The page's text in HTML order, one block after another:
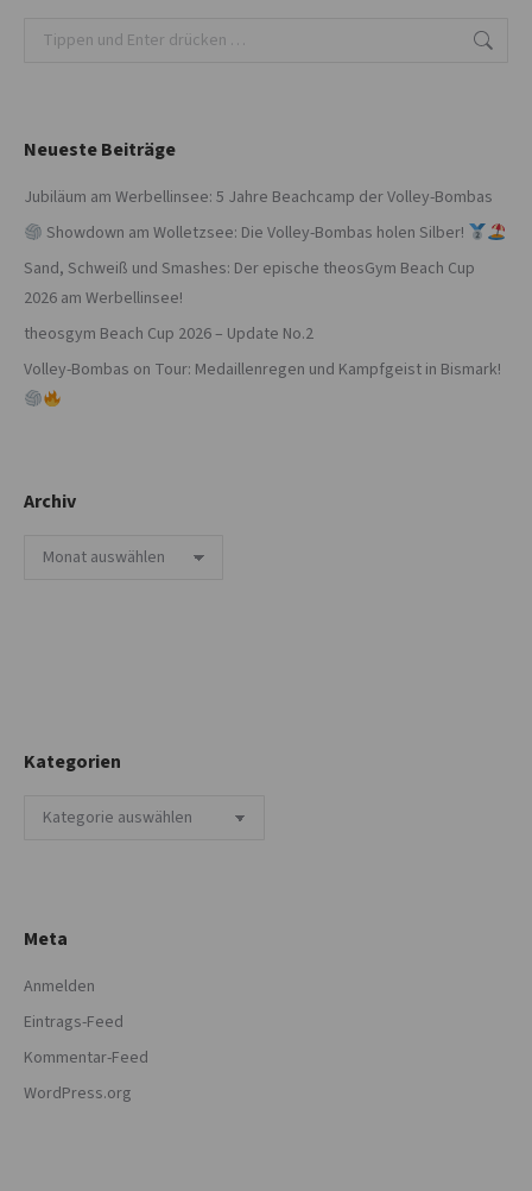
Search:
Neueste Beiträge
Jubiläum am Werbellinsee: 5 Jahre Beachcamp der Volley-Bombas
Showdown am Wolletzsee: Die Volley-Bombas holen Silber!
Sand, Schweiß und Smashes: Der epische theosGym Beach Cup
2026 am Werbellinsee!
theosgym Beach Cup 2026 – Update No.2
Volley-Bombas on Tour: Medaillenregen und Kampfgeist in Bismark!
Archiv
Archiv
Kategorien
Kategorien
Meta
Anmelden
Eintrags-Feed
Kommentar-Feed
WordPress.org